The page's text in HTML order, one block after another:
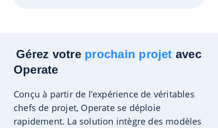
Gérez votre prochain projet avec
Operate
Conçu à partir de l’expérience de véritables
chefs de projet, Operate se déploie
rapidement. La solution intègre des modèles